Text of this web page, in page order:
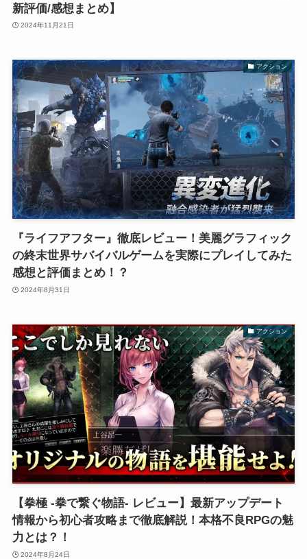
新評価/感想まとめ】
2024年11月21日
アクション
『ライフアフター』徹底レビュー！美麗グラフィック
の終末世界サバイバルゲームを実際にプレイしてみた
感想と評価まとめ！？
2024年8月31日
アクション
【拳極 -拳で繋ぐ物語- レビュー】最新アップデート
情報から初心者攻略まで徹底解説！本格不良RPGの魅
力とは？！
2024年8月24日